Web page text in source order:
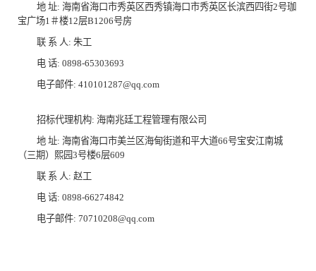
地 址: 海南省海口市秀英区西秀镇海口市秀英区长滨西四街2号珈
宝广场1＃楼12层B1206号房
联 系 人: 朱工
电 话: 0898-65303693
电子邮件: 410101287@qq.com
招标代理机构: 海南兆廷工程管理有限公司
地 址: 海南省海口市美兰区海甸街道和平大道66号宝安江南城
（三期）熙园3号楼6层609
联 系 人: 赵工
电 话: 0898-66274842
电子邮件: 70710208@qq.com